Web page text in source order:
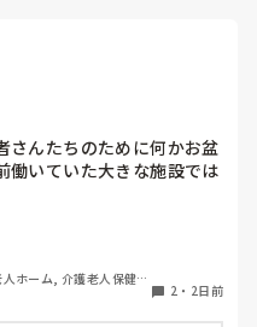
さんたちのために何かお盆
働いていた大きな施設では
るようにそれ用のスペース
まであと少しです。何か
ろしくお願いします。
ホーム, 介護老人保健施
2 ・ 2日前